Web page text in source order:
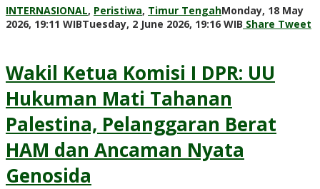
INTERNASIONAL, Peristiwa, Timur TengahMonday, 18 May
2026, 19:11 WIBTuesday, 2 June 2026, 19:16 WIB by
Share Tweet
Wakil Ketua Komisi I DPR: UU
Hukuman Mati Tahanan
Palestina, Pelanggaran Berat
HAM dan Ancaman Nyata
Genosida